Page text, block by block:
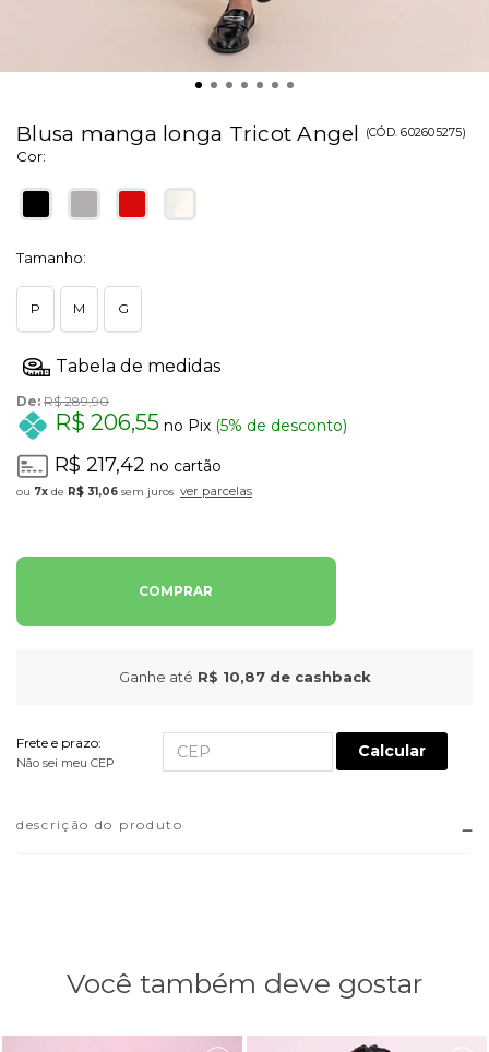
Blusa manga longa Tricot Angel (CÓD.602605275)
Cor:
Tamanho:
P M G
De: R$ 289,90
R$ 206,55 no Pix (5% de desconto)
R$ 217,42 no cartão
7x de R$ 31,06 sem juros ver parcelas
COMPRAR
Ganhe até R$ 10,87de cashback
Frete e prazo:
Não sei meu CEP
Calcular
descrição do produto
Você também deve gostar